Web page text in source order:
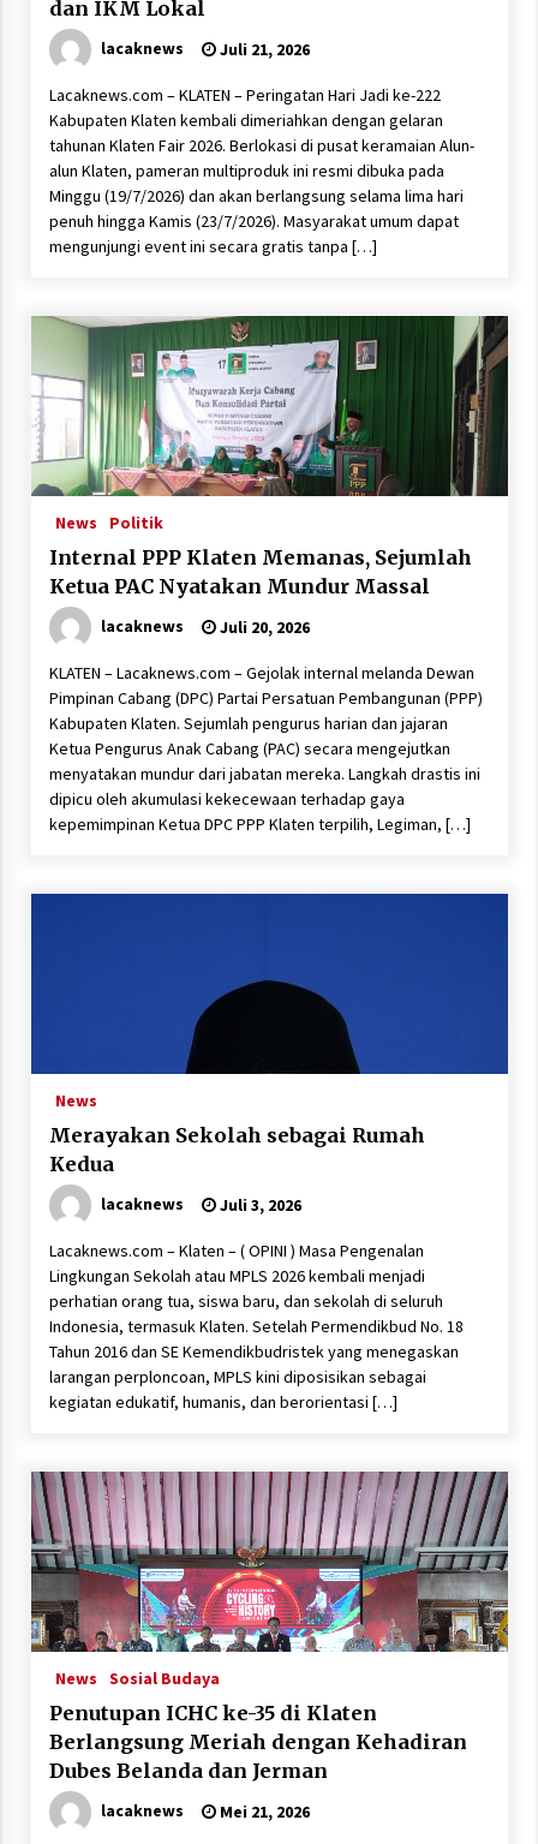
dan IKM Lokal
lacaknews Juli 21, 2026
Lacaknews.com – KLATEN – Peringatan Hari Jadi ke-222
Kabupaten Klaten kembali dimeriahkan dengan gelaran
tahunan Klaten Fair 2026. Berlokasi di pusat keramaian Alun-
alun Klaten, pameran multiproduk ini resmi dibuka pada
Minggu (19/7/2026) dan akan berlangsung selama lima hari
penuh hingga Kamis (23/7/2026). Masyarakat umum dapat
mengunjungi event ini secara gratis tanpa […]
News Politik
Internal PPP Klaten Memanas, Sejumlah
Ketua PAC Nyatakan Mundur Massal
lacaknews Juli 20, 2026
KLATEN – Lacaknews.com – Gejolak internal melanda Dewan
Pimpinan Cabang (DPC) Partai Persatuan Pembangunan (PPP)
Kabupaten Klaten. Sejumlah pengurus harian dan jajaran
Ketua Pengurus Anak Cabang (PAC) secara mengejutkan
menyatakan mundur dari jabatan mereka. Langkah drastis ini
dipicu oleh akumulasi kekecewaan terhadap gaya
kepemimpinan Ketua DPC PPP Klaten terpilih, Legiman, […]
News
Merayakan Sekolah sebagai Rumah
Kedua
lacaknews Juli 3, 2026
Lacaknews.com – Klaten – ( OPINI ) Masa Pengenalan
Lingkungan Sekolah atau MPLS 2026 kembali menjadi
perhatian orang tua, siswa baru, dan sekolah di seluruh
Indonesia, termasuk Klaten. Setelah Permendikbud No. 18
Tahun 2016 dan SE Kemendikbudristek yang menegaskan
larangan perploncoan, MPLS kini diposisikan sebagai
kegiatan edukatif, humanis, dan berorientasi […]
News Sosial Budaya
Penutupan ICHC ke-35 di Klaten
Berlangsung Meriah dengan Kehadiran
Dubes Belanda dan Jerman
lacaknews Mei 21, 2026